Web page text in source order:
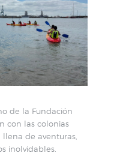
de la Fundación
con las colonias
de aventuras,
inolvidables.